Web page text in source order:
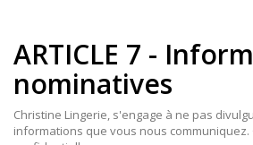
ARTICLE 7 -
nominatives
Christine Lingerie, s'engage à ne pas
informations que vous nous communiquez.